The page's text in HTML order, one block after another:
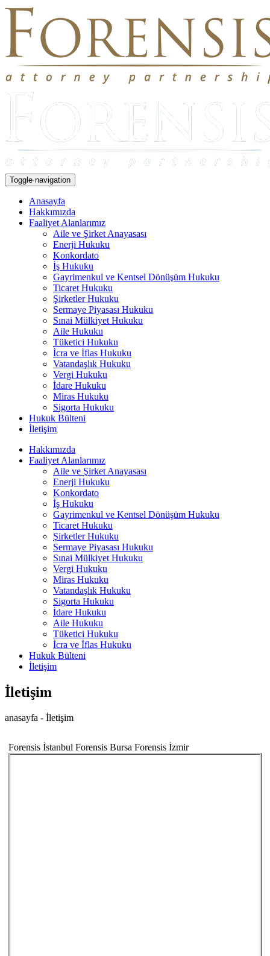
Toggle navigation
Anasayfa
Hakkımızda
Faaliyet Alanlarımız
Aile ve Şirket Anayasası
Enerji Hukuku
Konkordato
İş Hukuku
Gayrimenkul ve Kentsel Dönüşüm Hukuku
Ticaret Hukuku
Şirketler Hukuku
Sermaye Piyasası Hukuku
Sınai Mülkiyet Hukuku
Aile Hukuku
Tüketici Hukuku
İcra ve İflas Hukuku
Vatandaşlık Hukuku
Vergi Hukuku
İdare Hukuku
Miras Hukuku
Sigorta Hukuku
Hukuk Bülteni
İletişim
Hakkımızda
Faaliyet Alanlarımız
Aile ve Şirket Anayasası
Enerji Hukuku
Konkordato
İş Hukuku
Gayrimenkul ve Kentsel Dönüşüm Hukuku
Ticaret Hukuku
Şirketler Hukuku
Sermaye Piyasası Hukuku
Sınai Mülkiyet Hukuku
Vergi Hukuku
Miras Hukuku
Vatandaşlık Hukuku
Sigorta Hukuku
İdare Hukuku
Aile Hukuku
Tüketici Hukuku
İcra ve İflas Hukuku
Hukuk Bülteni
İletişim
İletişim
anasayfa - İletişim
Forensis İstanbul Forensis Bursa Forensis İzmir